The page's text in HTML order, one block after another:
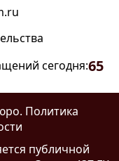
сегодня:65
Политика
публичной